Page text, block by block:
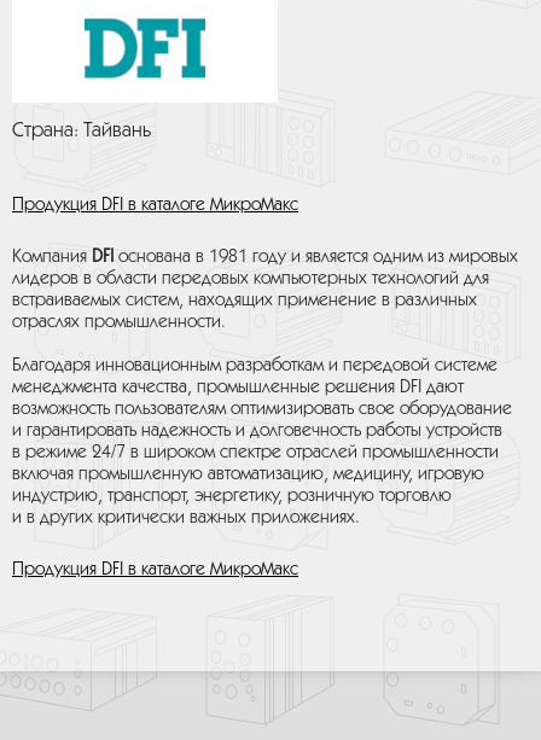
Страна: Тайвань
Продукция DFI в каталоге МикроМакс
Компания DFI основана в 1981 году и является одним из мировых
лидеров в области передовых компьютерных технологий для
встраиваемых систем, находящих применение в различных
отраслях промышленности.
Благодаря инновационным разработкам и передовой системе
менеджмента качества, промышленные решения DFI дают
возможность пользователям оптимизировать свое оборудование
и гарантировать надежность и долговечность работы устройств
в режиме 24/7 в широком спектре отраслей промышленности
включая промышленную автоматизацию, медицину, игровую
индустрию, транспорт, энергетику, розничную торговлю
и в других критически важных приложениях.
Продукция DFI в каталоге МикроМакс